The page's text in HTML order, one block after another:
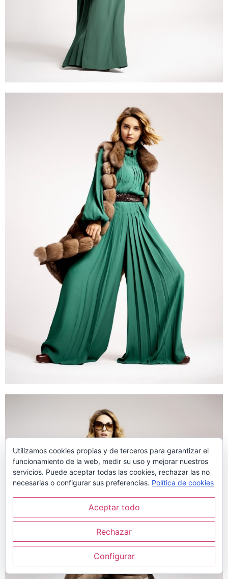
Utilizamos cookies propias y de terceros para garantizar el
funcionamiento de la web, medir su uso y mejorar nuestros
servicios. Puede aceptar todas las cookies, rechazar las no
necesarias o configurar sus preferencias. Política de cookies
Aceptar todo
Rechazar
Configurar